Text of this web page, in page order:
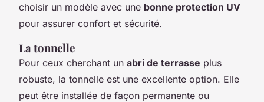
choisir un modèle avec une bonne protection UV
pour assurer confort et sécurité.
La tonnelle
Pour ceux cherchant un abri de terrasse plus
robuste, la tonnelle est une excellente option. Elle
peut être installée de façon permanente ou